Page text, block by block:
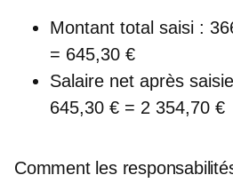
Montant total saisi :
= 645,30 €
Salaire net après
645,30 € = 2 354,70 €
Comment les